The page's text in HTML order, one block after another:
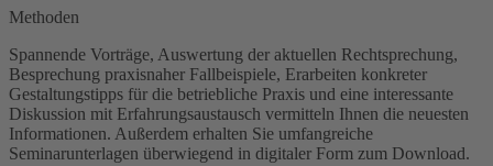
Methoden
Spannende Vorträge, Auswertung der ­aktu­ellen Rechtsprechung,
Besprechung praxisnaher Fallbeispiele, Erarbeiten konkreter
Gestaltungstipps für die betriebliche Praxis und eine interessante
Diskussion mit Erfahrungsaustausch vermitteln Ihnen die neuesten
Informationen. Außerdem erhalten Sie umfangreiche
Seminarunterlagen überwiegend in digitaler Form zum Download.